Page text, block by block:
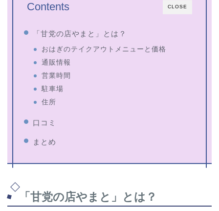
CLOSE
Contents
「甘党の店やまと」とは？
おはぎのテイクアウトメニューと価格
通販情報
営業時間
駐車場
住所
口コミ
まとめ
「甘党の店やまと」とは？